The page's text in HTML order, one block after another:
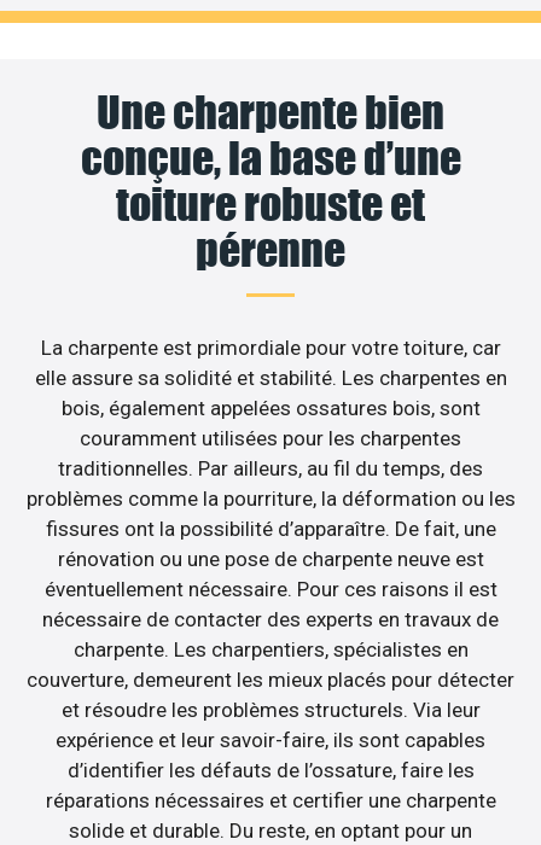
Une charpente bien
conçue, la base d’une
toiture robuste et
pérenne
La charpente est primordiale pour votre toiture, car
elle assure sa solidité et stabilité. Les charpentes en
bois, également appelées ossatures bois, sont
couramment utilisées pour les charpentes
traditionnelles. Par ailleurs, au fil du temps, des
problèmes comme la pourriture, la déformation ou les
fissures ont la possibilité d’apparaître. De fait, une
rénovation ou une pose de charpente neuve est
éventuellement nécessaire. Pour ces raisons il est
nécessaire de contacter des experts en travaux de
charpente. Les charpentiers, spécialistes en
couverture, demeurent les mieux placés pour détecter
et résoudre les problèmes structurels. Via leur
expérience et leur savoir-faire, ils sont capables
d’identifier les défauts de l’ossature, faire les
réparations nécessaires et certifier une charpente
solide et durable. Du reste, en optant pour un